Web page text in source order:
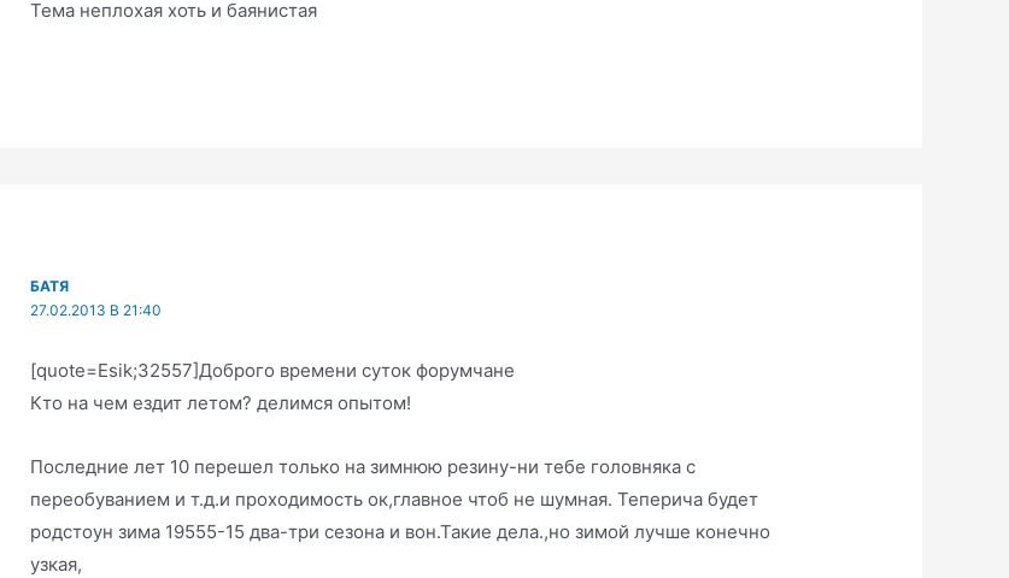
Тема неплохая хоть и баянистая
БАТЯ
27.02.2013 В 21:40
[quote=Esik;32557]Доброго времени суток форумчане
Кто на чем ездит летом? делимся опытом!
Последние лет 10 перешел только на зимнюю резину-ни тебе головняка с
переобуванием и т.д.и проходимость ок,главное чтоб не шумная. Теперича будет
родстоун зима 19555-15 два-три сезона и вон.Такие дела.,но зимой лучше конечно
узкая,